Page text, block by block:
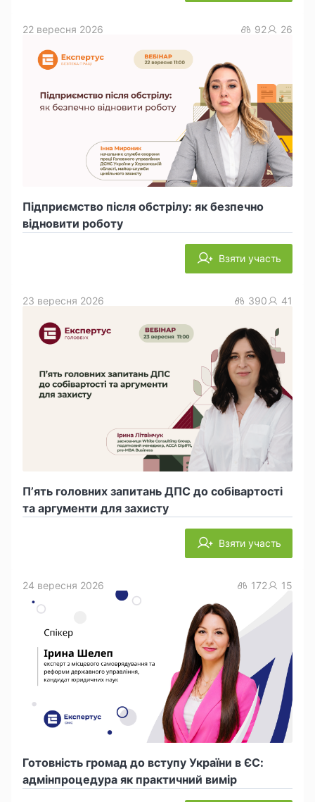
Підприємство після обстрілу: як безпечно
відновити роботу
22 вересня 2026 92 26
Взяти участь
П’ять головних запитань ДПС до собівартості
та аргументи для захисту
23 вересня 2026 390 41
Взяти участь
Готовність громад до вступу України в ЄС:
адмінпроцедура як практичний вимір
24 вересня 2026 172 15